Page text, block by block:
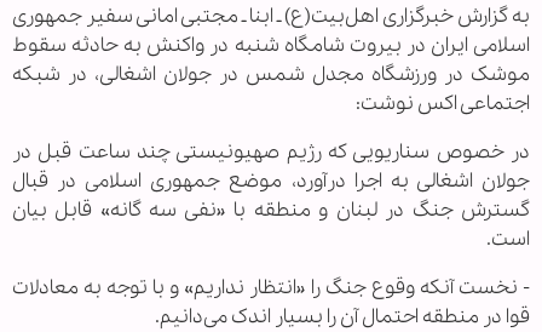
به گزارش خبرگزاری اهل‌بیت(ع) ـ ابنا ـ مجتبی امانی سفیر جمهوری
اسلامی ایران در بیروت شامگاه شنبه در واکنش به حادثه سقوط
موشک در ورزشگاه مجدل شمس در جولان اشغالی، در شبکه
اجتماعی اکس نوشت:
در خصوص سناریویی که رژیم صهیونیستی چند ساعت قبل در
جولان اشغالی به اجرا درآورد، موضع جمهوری اسلامی در قبال
گسترش جنگ در لبنان و منطقه با «نفی سه گانه» قابل بیان
است.
- نخست آنکه وقوع جنگ را «انتظار نداریم» و با توجه به معادلات
قوا در منطقه احتمال آن را بسیار اندک می‌دانیم.